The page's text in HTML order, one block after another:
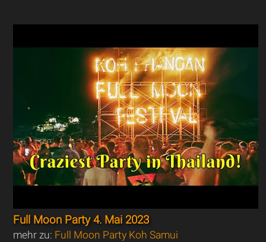
Full Moon Party 4. Mai 2023
mehr zu: Full Moon Party Koh Samui